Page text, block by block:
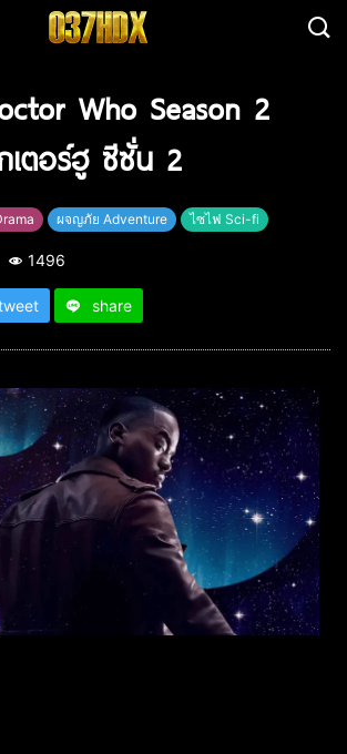
Who Season 2
เตอร์ฮู ซีซั่น 2
ผจญภัย Adventure ไซไฟ Sci-fi
1496
share